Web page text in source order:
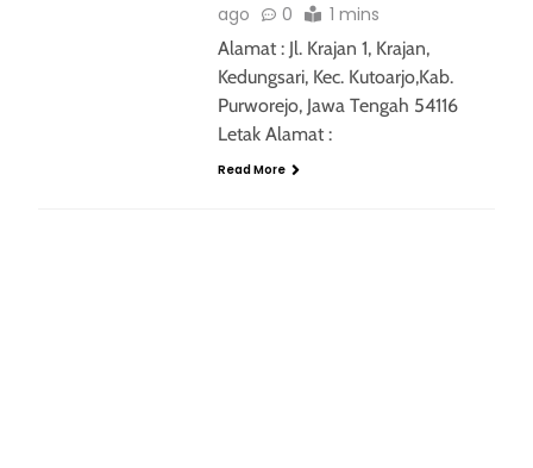
ago
0 1 mins
Alamat : Jl. Krajan 1, Krajan,
Kedungsari, Kec. Kutoarjo,Kab.
Purworejo, Jawa Tengah 54116
Letak Alamat :
Read More